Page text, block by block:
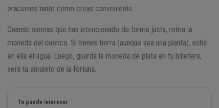
oraciones tanto como creas conveniente.
Cuando sientas que has intencionado de forma justa, retira la
moneda del cuenco. Si tienes tierra (aunque sea una planta), echa
en ella el agua. Luego, guarda la moneda de plata en tu billetera,
será tu amuleto de la fortuna.
Te puede interesar